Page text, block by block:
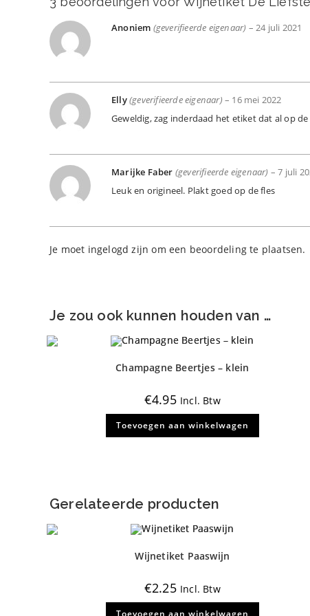
Anoniem (geverifieerde eigenaar) – 24 juli 2021
Elly(geverifieerde eigenaar) – 16 mei 2022
Geweldig, zag inderdaad het etiket dat al op
Marijke Faber (geverifieerde eigenaar) – 7 juli
Leuk en origineel. Plakt goed op de fles
Je moet ingelogd zijn om een beoordeling te plaatsen.
Je zou ook kunnen houden van …
Champagne Beertjes – klein
€4.95 Incl. Btw
Toevoegen aan winkelwagen
Gerelateerde producten
Wijnetiket Paaswijn
€2.25 Incl. Btw
Toevoegen aan winkelwagen